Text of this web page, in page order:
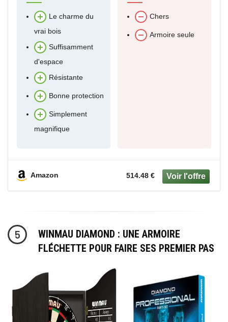
Le charme du
vrai bois
Suffisamment
d'espace
Résistante
Bonne protection
Simplement
magnifique
Chers
Armoire seule
Amazon 514.48 €
5
WINMAU DIAMOND : UNE ARMOIRE
FLÉCHETTE POUR FAIRE SES PREMIER PAS